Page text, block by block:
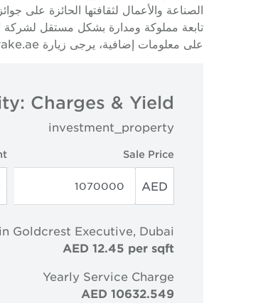
على معلومات إضافية، يرجى زيارة www.cushwake.ae.
Charges & Yield
investment_property
Sale Price
AED
Goldcrest Executive, Dubai
AED 12.45 per sqft
Yearly Service Charge
AED 10632.549